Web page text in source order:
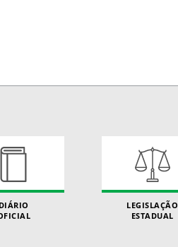
DIÁRIO
LEGISLAÇÃO
ESTADUAL